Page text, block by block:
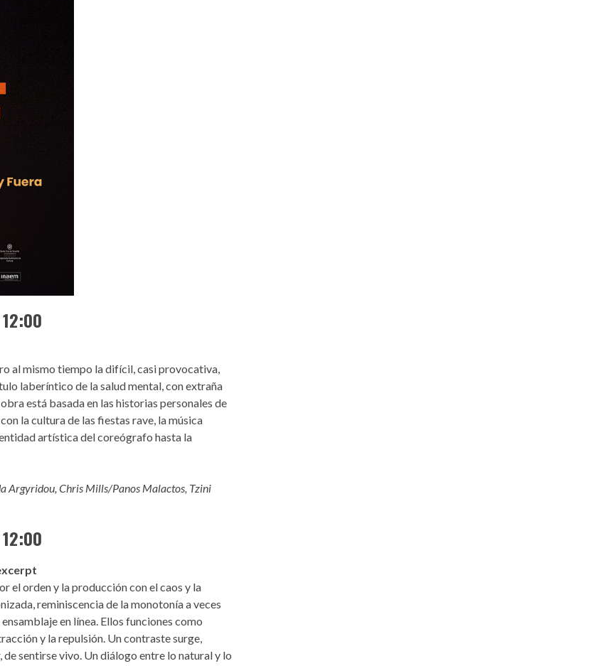
al mismo tiempo la difícil, casi provocativa,
laberíntico de la salud mental, con extraña
está basada en las historias personales de
la cultura de las fiestas rave, la música
artística del coreógrafo hasta la
Argyridou, Chris Mills/Panos Malactos, Tzini
el orden y la producción con el caos y la
reminiscencia de la monotonía a veces
en línea. Ellos funciones como
y la repulsión. Un contraste surge,
sentirse vivo. Un diálogo entre lo natural y lo